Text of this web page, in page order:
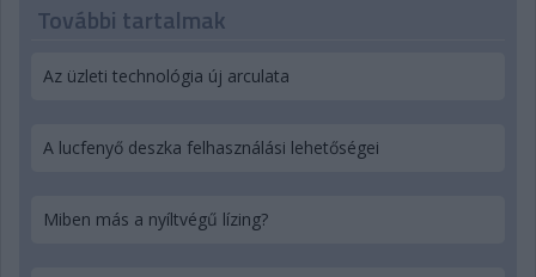
További tartalmak
Az üzleti technológia új arculata
A lucfenyő deszka felhasználási lehetőségei
Miben más a nyíltvégű lízing?